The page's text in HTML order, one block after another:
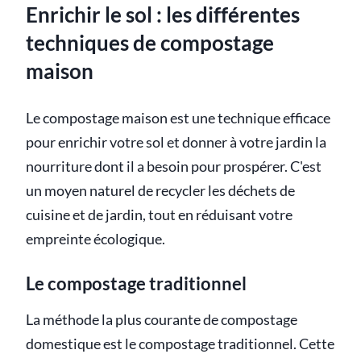
Enrichir le sol : les différentes
techniques de compostage
maison
Le compostage maison est une technique efficace
pour enrichir votre sol et donner à votre jardin la
nourriture dont il a besoin pour prospérer. C'est
un moyen naturel de recycler les déchets de
cuisine et de jardin, tout en réduisant votre
empreinte écologique.
Le compostage traditionnel
La méthode la plus courante de compostage
domestique est le compostage traditionnel. Cette